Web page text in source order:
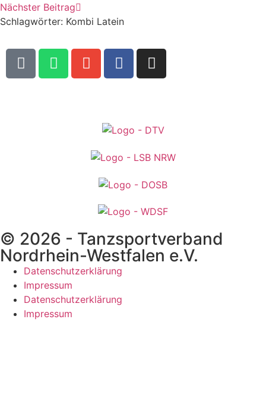
Nächster Beitrag
Schlagwörter: Kombi Latein
© 2026 - Tanzsportverband
Nordrhein-Westfalen e.V.
Datenschutzerklärung
Impressum
Datenschutzerklärung
Impressum